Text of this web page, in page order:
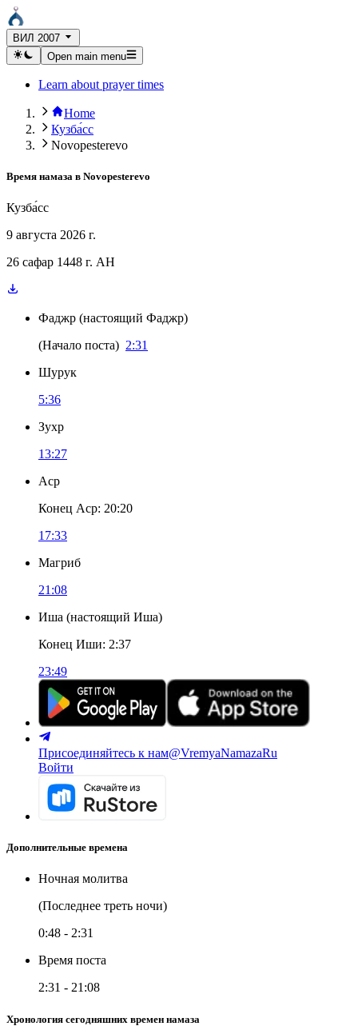
ВИЛ 2007
Open main menu
Learn about prayer times
Home
Кузба́сс
Novopesterevo
Время намаза в Novopesterevo
Кузба́сс
9 августа 2026 г.
26 сафар 1448 г. AH
Фаджр (настоящий Фаджр)
(Начало поста) 2:31
Шурук
5:36
Зухр
13:27
Аср
Конец Аср: 20:20
17:33
Магриб
21:08
Иша (настоящий Иша)
Конец Иши: 2:37
23:49
Присоединяйтесь к нам@VremyaNamazaRu
Войти
Дополнительные времена
Ночная молитва
(Последнее треть ночи)
0:48 - 2:31
Время поста
2:31 - 21:08
Хронология сегодняшних времен намаза